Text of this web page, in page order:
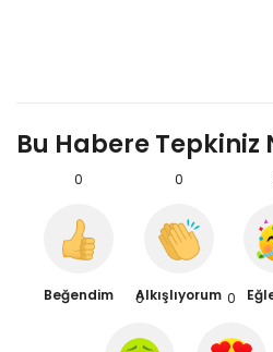
Bu Habere Tepkiniz
0
Beğendim
0
Alkışlıyorum
0 0